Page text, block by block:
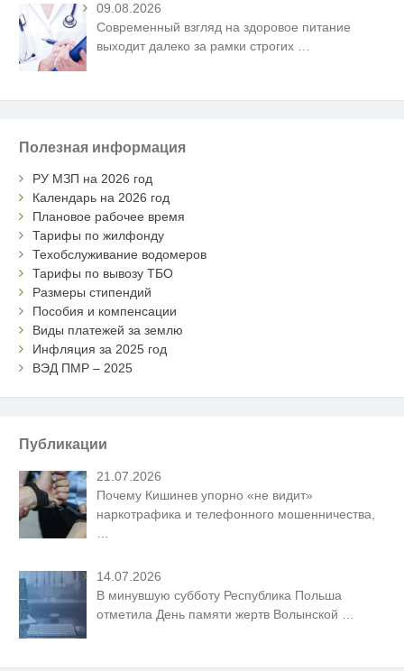
09.08.2026
Современный взгляд на здоровое питание
выходит далеко за рамки строгих …
Полезная информация
РУ МЗП на 2026 год
Календарь на 2026 год
Плановое рабочее время
Тарифы по жилфонду
Техобслуживание водомеров
Тарифы по вывозу ТБО
Размеры стипендий
Пособия и компенсации
Виды платежей за землю
Инфляция за 2025 год
ВЭД ПМР – 2025
Публикации
21.07.2026
Почему Кишинев упорно «не видит»
наркотрафика и телефонного мошенничества,
14.07.2026
В минувшую субботу Республика Польша
отметила День памяти жертв Волынской